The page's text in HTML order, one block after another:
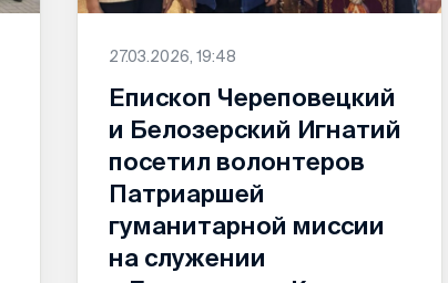
27.03.2026, 19:48
Епископ Череповецкий
и Белозерский Игнатий
посетил волонтеров
Патриаршей
гуманитарной миссии
на служении